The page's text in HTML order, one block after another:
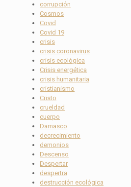
corrupción
Cosmos
Covid
Covid 19
crisis
crisis coronavirus
crisis ecológica
Crisis energética
crisis humanitaria
cristianismo
Cristo
crueldad
cuerpo
Damasco
decrecimiento
demonios
Descenso
Despertar
despertra
destrucción ecológica